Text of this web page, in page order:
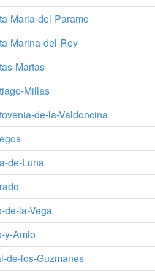
Maria-del-Paramo
Marina-del-Rey
Martas
Millas
de-la-Valdoncina
de-Luna
de-la-Vega
y-Amio
de-los-Guzmanes